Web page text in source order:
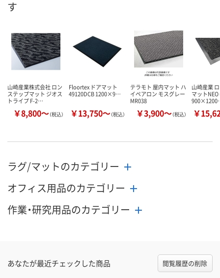
カゴへ
す
山崎産業株式会社 ロン
ステップマット ジオス
トライプ F-2…
￥8,800～（税込）
Floortex ドアマット
49120DCB 1200×9…
￥13,750～（税込）
テラモト 屋内マット ハ
イペアロン モスグレー
MR038
￥3,900～（税込）
山崎産業
マットNEO
￥
ラグ/マットのカテゴリー
オフィス用品のカテゴリー
作業・研究用品のカテゴリー
あなたが最近チェックした商品 閲覧履歴の削除